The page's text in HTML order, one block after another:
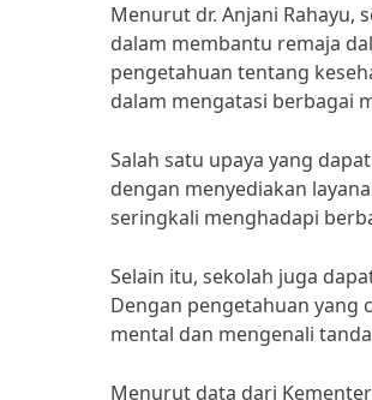
Menurut dr. Anjani Rahayu,
dalam membantu remaja
pengetahuan tentang
dalam mengatasi berbagai
Salah satu upaya yang
dengan menyediakan
seringkali menghadapi
Selain itu, sekolah juga
Dengan pengetahuan yang
mental dan mengenali
Menurut data dari